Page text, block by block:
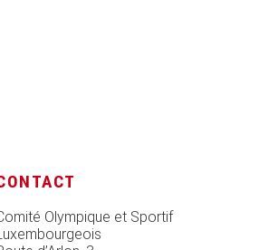
Olympique et Sportif